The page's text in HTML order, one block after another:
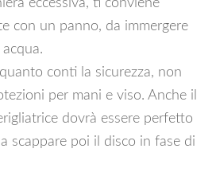
eccessiva, ti conviene
con un panno, da immergere
conti la sicurezza, non
per mani e viso. Anche il
dovrà essere perfetto
scappare poi il disco in fase di